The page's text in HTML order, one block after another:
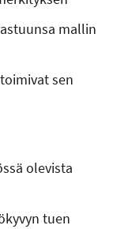
mallin
sen
olevista
tuen